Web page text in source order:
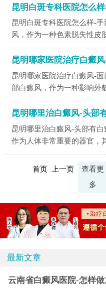
昆明白斑专科医院怎么
昆明白斑专科医院怎么样-
风，作为一种色素脱失性皮
昆明哪家医院治疗白癜
昆明哪家医院治疗白癜风-
部白癜风，作为一种影响外
昆明哪里治白癜风-头部
昆明哪里治白癜风-头部有
作为人体非常重要的器官，
首页 上一页
查看更
多
最新文章
云南省白癜风医院-怎样